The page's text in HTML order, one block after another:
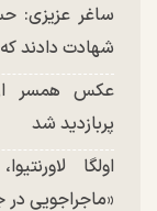
ساغر عزیزی:
شهادت دادند
عکس همسر
پربازدید شد
اولگا
«ماجراجویی در